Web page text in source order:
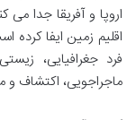
اروپا و آفریقا جدا
اقلیم زمین ایفا کرده
فرد جغرافیایی،
ماجراجویی، اکتشاف و